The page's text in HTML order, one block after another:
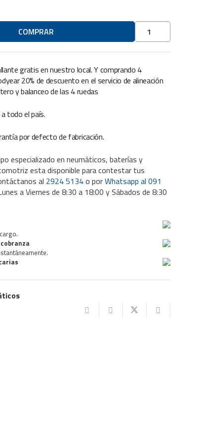
Neumáticos
Cubierta
R16
cantidad
COMPRAR
gratis en nuestro local. Y comprando 4
20% de descuento en el servicio de alineación
y balanceo de las 4 ruedas
todo el país.
por defecto de fabricación.
especializado en neumáticos, baterías y
esta disponible para contestar tus
al 2924 5134o porWhatsapp al 091
a Viernes de 8:30 a 18:00 y Sábados de 8:30